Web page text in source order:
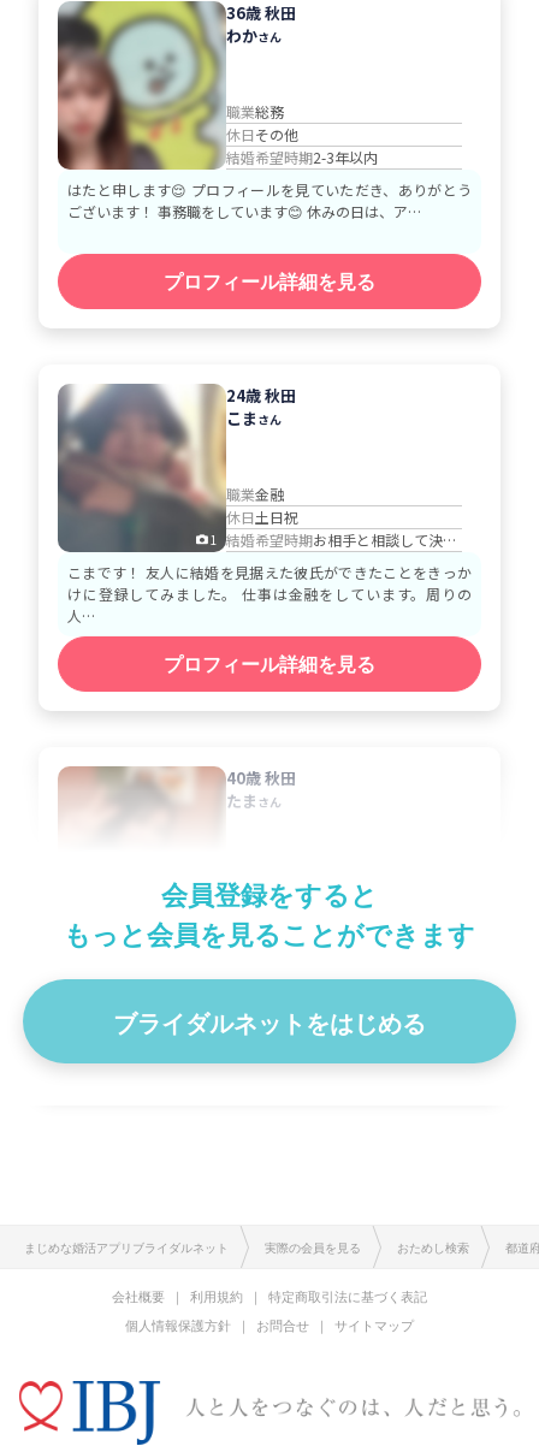
36歳 秋田
わかさん
職業総務
休日その他
結婚希望時期2-3年以内
はたと申します😌 プロフィールを見ていただき、ありがとう
ございます！ 事務職をしています😊 休みの日は、ア…
プロフィール詳細を見る
1
24歳 秋田
こま さん
職業金融
休日土日祝
結婚希望時期
お相手と相談して決める
こまです！ 友人に結婚を見据えた彼氏ができたことをきっか
けに登録してみました。 仕事は金融をしています。周りの
人…
プロフィール詳細を見る
2
40歳 秋田
たま さん
休日シフト休み
結婚希望時期
1年以内
初めまして。 なかなかご縁が繋がらず…こんな年齢になって
しまいましたが、真剣にお付き合いゆくゆくは結婚出来る方と
会員登録をすると
もっと会員を見ることができます
ブライダルネットをはじめる
まじめな婚活アプリブライダルネット 実際の会員を見る おためし検索 都道
会社概要 利用規約
特定商取引法に基づく表記
個人情報保護方針
お問合せ サイトマップ